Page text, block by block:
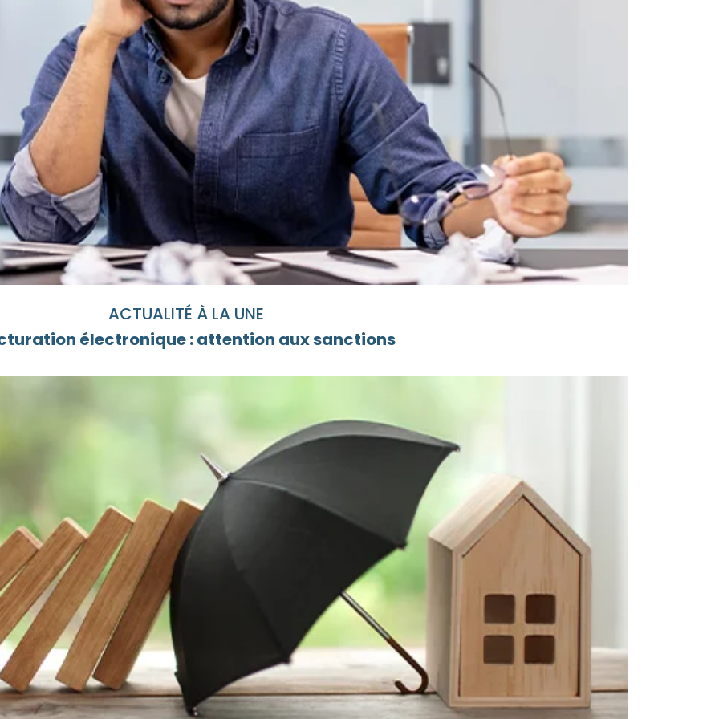
ACTUALITÉ À LA UNE
électronique : attention aux sanctions